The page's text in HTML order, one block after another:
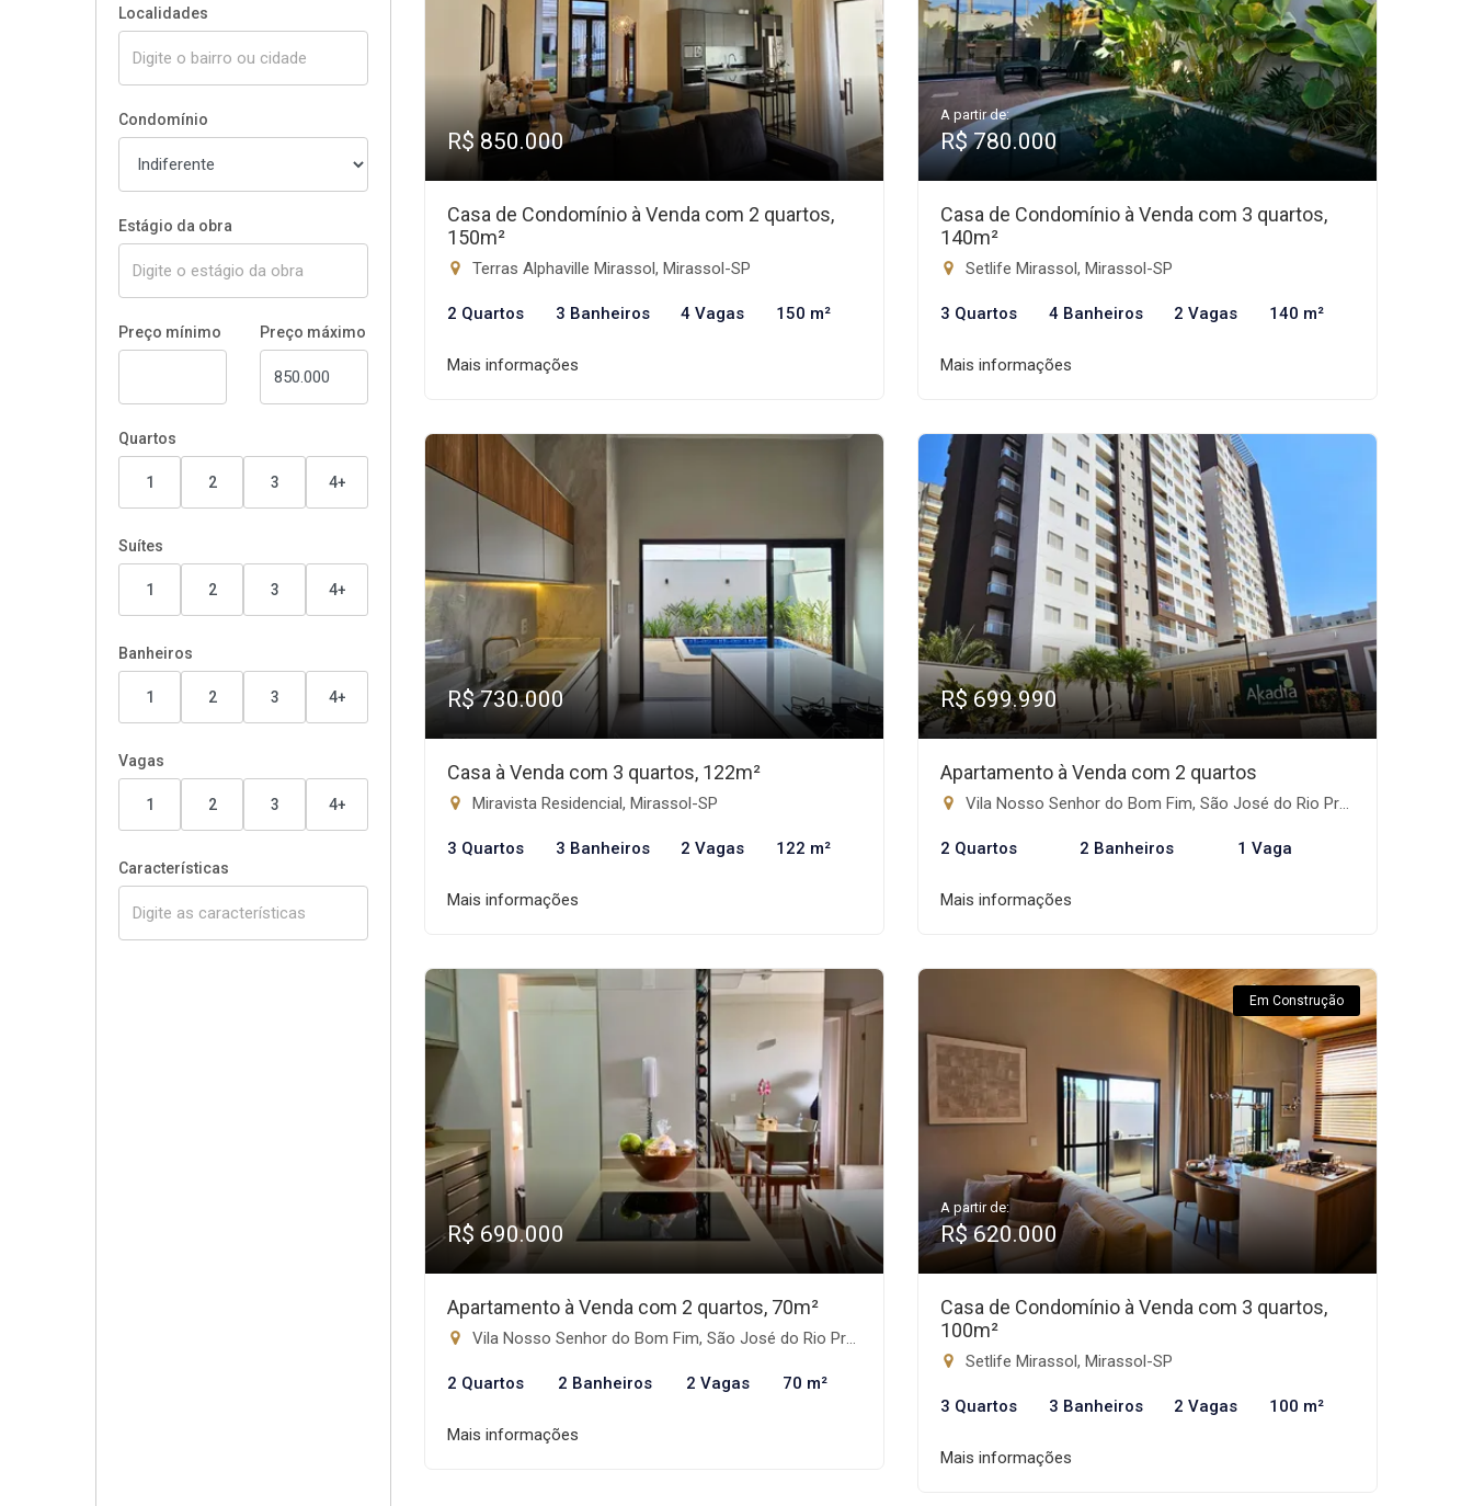
Localidades
Condomínio
Estágio da obra
Preço mínimo Preço máximo
Quartos
1 2 3 4+
Suítes
1 2 3 4+
Banheiros
1 2 3 4+
Vagas
1 2 3 4+
Características
R$ 850.000
Casa de Condomínio à Venda com 2 quartos,
150m²
Terras Alphaville Mirassol, Mirassol-SP
2 Quartos 3 Banheiros 4 Vagas 150 m²
Mais informações
A partir de:
R$ 780.000
Casa de Condomínio à Venda com 3 quartos,
140m²
Setlife Mirassol, Mirassol-SP
3 Quartos 4 Banheiros 2 Vagas 140 m²
Mais informações
R$ 730.000
Casa à Venda com 3 quartos, 122m²
Miravista Residencial, Mirassol-SP
3 Quartos 3 Banheiros 2 Vagas 122 m²
Mais informações
R$ 699.990
Apartamento à Venda com 2 quartos
Vila Nosso Senhor do Bom Fim, São José do Rio Preto-SP
2 Quartos 2 Banheiros 1 Vaga
Mais informações
R$ 690.000
Apartamento à Venda com 2 quartos, 70m²
Vila Nosso Senhor do Bom Fim, São José do Rio Preto-SP
2 Quartos 2 Banheiros 2 Vagas 70 m²
Mais informações
Em Construção
A partir de:
R$ 620.000
Casa de Condomínio à Venda com 3 quartos,
100m²
Setlife Mirassol, Mirassol-SP
3 Quartos 3 Banheiros 2 Vagas 100 m²
Mais informações